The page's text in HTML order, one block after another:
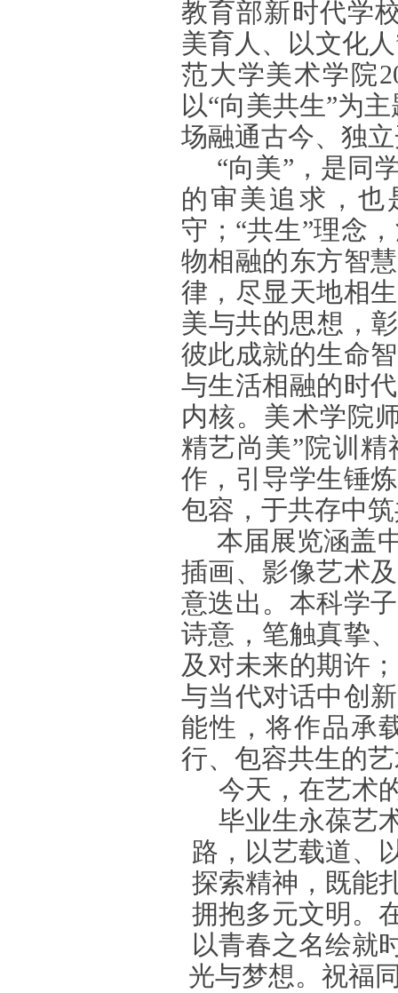
教育部新时代学
美育人、以文化
范大学美术学院
以“向美共生”为
场融通古今、独
“向美”，是同
的审美追求，也
守；“共生”理念
物相融的东方智
律，尽显天地相
美与共的思想，
彼此成就的生命
与生活相融的时
内核。美术学院
精艺尚美”院训
作，引导学生锤
包容，于共存中
本届展览涵盖
插画、影像艺术
意迭出。本科学
诗意，笔触真挚
及对未来的期许
与当代对话中创
能性，将作品承
行、包容共生的
今天，在艺术
毕业生永葆艺
路，以艺载道、
探索精神，既能
拥抱多元文明。
以青春之名绘就
光与梦想。